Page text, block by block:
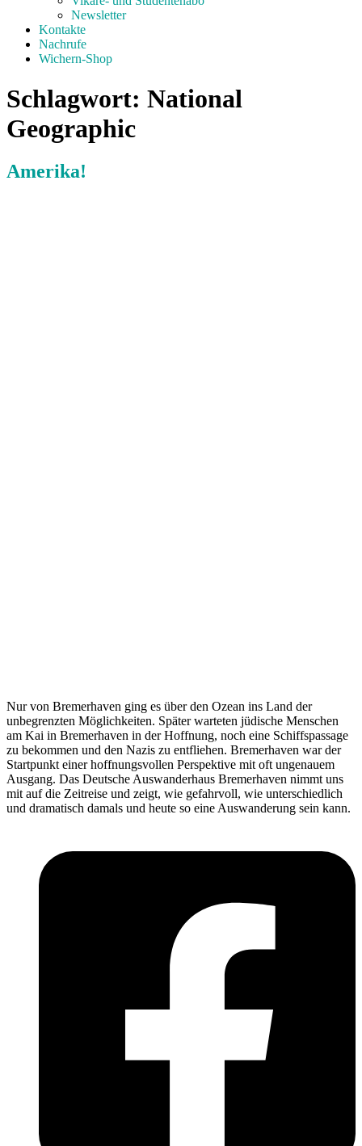
Newsletter
Kontakte
Nachrufe
Wichern-Shop
Schlagwort: National
Geographic
Amerika!
Nur von Bremerhaven ging es über den Ozean ins Land der
unbegrenzten Möglichkeiten. Später warteten jüdische Menschen
am Kai in Bremerhaven in der Hoffnung, noch eine Schiffspassage
zu bekommen und den Nazis zu entfliehen. Bremerhaven war der
Startpunkt einer hoffnungsvollen Perspektive mit oft ungenauem
Ausgang. Das Deutsche Auswanderhaus Bremerhaven nimmt uns
mit auf die Zeitreise und zeigt, wie gefahrvoll, wie unterschiedlich
und dramatisch damals und heute so eine Auswanderung sein kann.